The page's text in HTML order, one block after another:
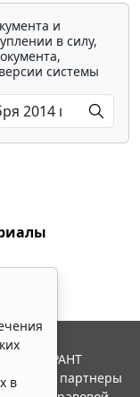
и
в силу,
системы
в
ГАРАНТ
и ее партнеры